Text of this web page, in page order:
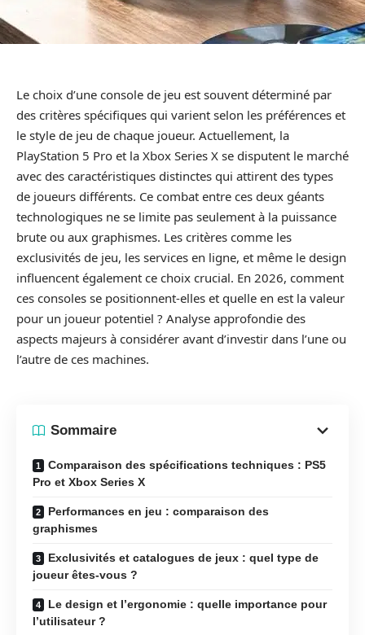
Le choix d’une console de jeu est souvent déterminé par
des critères spécifiques qui varient selon les préférences et
le style de jeu de chaque joueur. Actuellement, la
PlayStation 5 Pro et la Xbox Series X se disputent le marché
avec des caractéristiques distinctes qui attirent des types
de joueurs différents. Ce combat entre ces deux géants
technologiques ne se limite pas seulement à la puissance
brute ou aux graphismes. Les critères comme les
exclusivités de jeu, les services en ligne, et même le design
influencent également ce choix crucial. En 2026, comment
ces consoles se positionnent-elles et quelle en est la valeur
pour un joueur potentiel ? Analyse approfondie des
aspects majeurs à considérer avant d’investir dans l’une ou
l’autre de ces machines.
Sommaire
Comparaison des spécifications techniques : PS5
Pro et Xbox Series X
Performances en jeu : comparaison des
graphismes
Exclusivités et catalogues de jeux : quel type de
joueur êtes-vous ?
Le design et l’ergonomie : quelle importance pour
l’utilisateur ?